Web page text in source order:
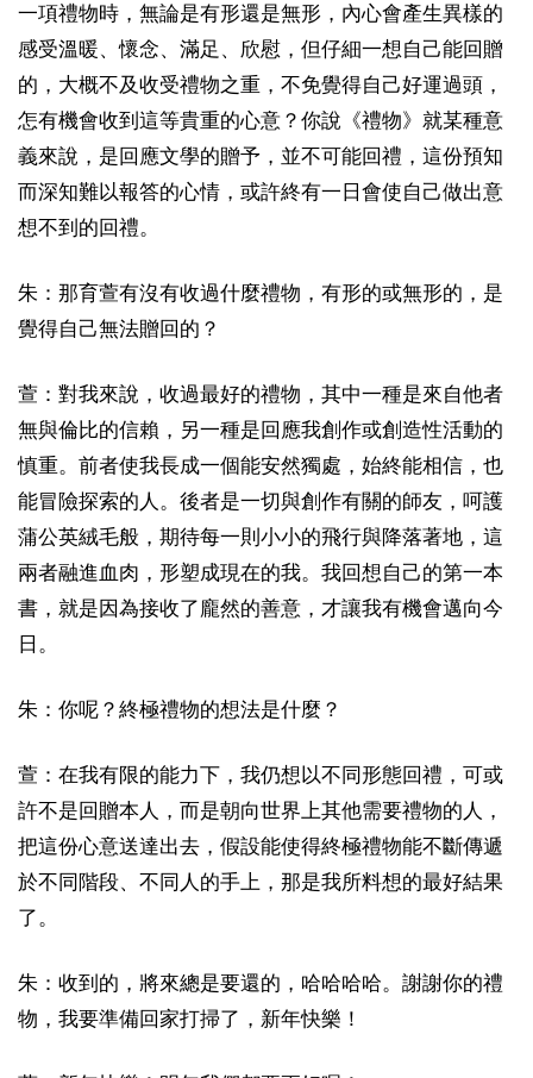
一項禮物時，無論是有形還是無形，內心會產生異樣的
感受溫暖、懷念、滿足、欣慰，但仔細一想自己能回贈
的，大概不及收受禮物之重，不免覺得自己好運過頭，
怎有機會收到這等貴重的心意？你說《禮物》就某種意
義來說，是回應文學的贈予，並不可能回禮，這份預知
而深知難以報答的心情，或許終有一日會使自己做出意
想不到的回禮。
朱：那育萱有沒有收過什麼禮物，有形的或無形的，是
覺得自己無法贈回的？
萱：對我來說，收過最好的禮物，其中一種是來自他者
無與倫比的信賴，另一種是回應我創作或創造性活動的
慎重。前者使我長成一個能安然獨處，始終能相信，也
能冒險探索的人。後者是一切與創作有關的師友，呵護
蒲公英絨毛般，期待每一則小小的飛行與降落著地，這
兩者融進血肉，形塑成現在的我。我回想自己的第一本
書，就是因為接收了龐然的善意，才讓我有機會邁向今
日。
朱：你呢？終極禮物的想法是什麼？
萱：在我有限的能力下，我仍想以不同形態回禮，可或
許不是回贈本人，而是朝向世界上其他需要禮物的人，
把這份心意送達出去，假設能使得終極禮物能不斷傳遞
於不同階段、不同人的手上，那是我所料想的最好結果
了。
朱：收到的，將來總是要還的，哈哈哈哈。謝謝你的禮
物，我要準備回家打掃了，新年快樂！